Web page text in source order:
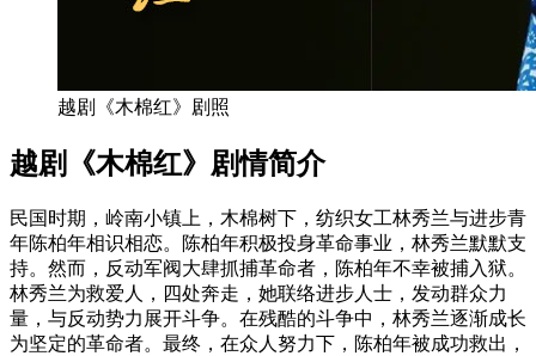
越剧《木棉红》剧照
越剧《木棉红》剧情简介
民国时期，岭南小镇上，木棉树下，纺织女工林秀兰与进步青
年陈柏年相识相恋。陈柏年积极投身革命事业，林秀兰默默支
持。然而，反动军阀大肆抓捕革命者，陈柏年不幸被捕入狱。
林秀兰为救爱人，四处奔走，她联络进步人士，发动群众力
量，与反动势力展开斗争。在残酷的斗争中，林秀兰逐渐成长
为坚定的革命者。最终，在众人努力下，陈柏年被成功救出，